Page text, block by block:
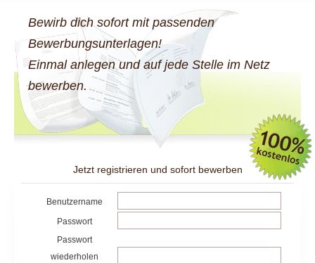
Bewirb dich sofort mit passenden
Bewerbungsunterlagen!
Einmal anlegen und auf jede Stelle im Netz
bewerben.
Jetzt registrieren und sofort bewerben
Benutzername
Passwort
Passwort
wiederholen